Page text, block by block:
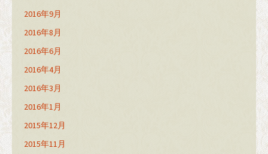
2016年9月
2016年8月
2016年6月
2016年4月
2016年3月
2016年1月
2015年12月
2015年11月